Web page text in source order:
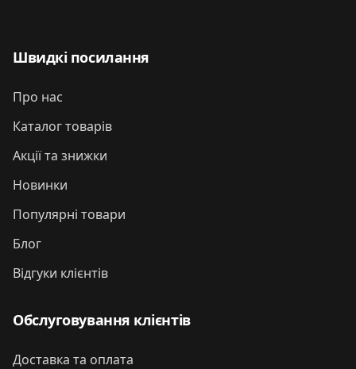
Швидкі посилання
Про нас
Каталог товарів
Акції та знижки
Новинки
Популярні товари
Блог
Відгуки клієнтів
Обслуговування клієнтів
Доставка та оплата